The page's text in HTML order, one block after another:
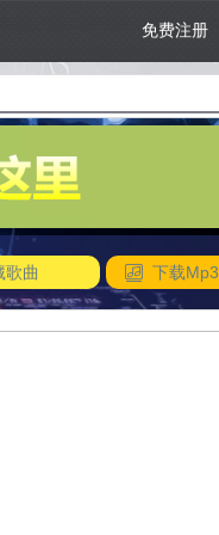
免费注册
下载Mp3
歌曲